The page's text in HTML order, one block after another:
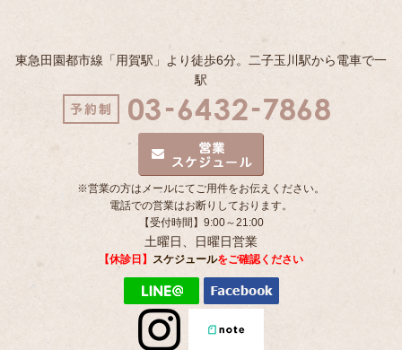
東急田園都市線「用賀駅」より徒歩6分。二子玉川駅から電車で一
駅
※営業の方はメールにてご用件をお伝えください。
電話での営業はお断りしております。
【受付時間】9:00～21:00
土曜日、日曜日営業
【休診日】 スケジュールをご確認ください